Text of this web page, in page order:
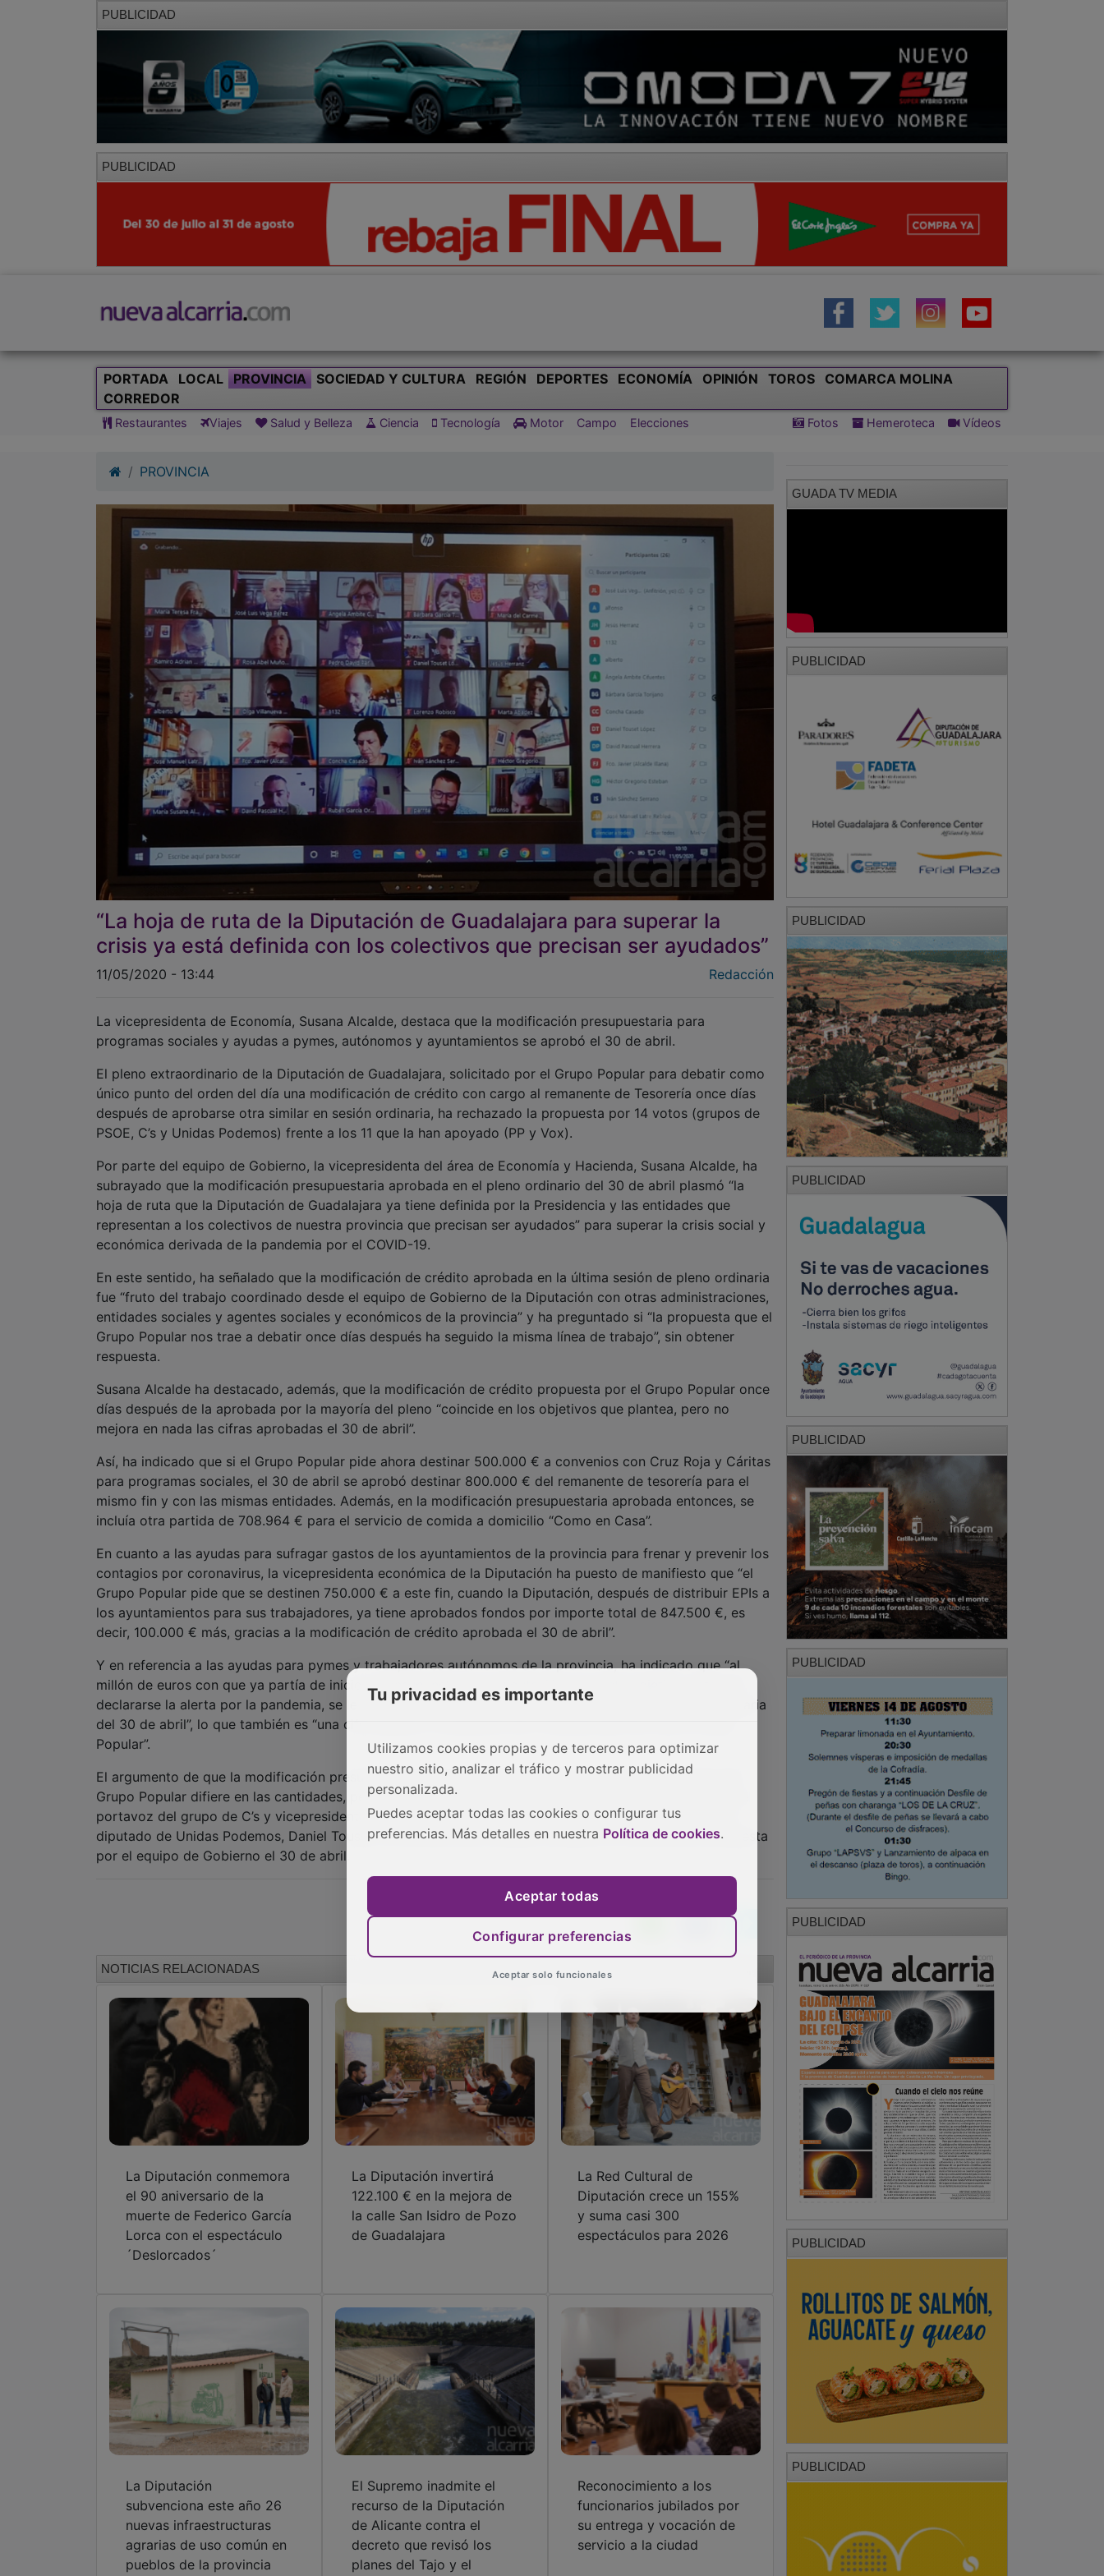
PUBLICIDAD
PUBLICIDAD
PORTADA LOCAL PROVINCIA SOCIEDAD Y CULTURA REGIÓN DEPORTES ECONOMÍA OPINIÓN TOROS
COMARCA MOLINA
CORREDOR
Restaurantes Viajes Salud y Belleza Ciencia Tecnología Motor Campo Elecciones Fotos Hemeroteca Vídeos
PROVINCIA
“La hoja de ruta de la Diputación de Guadalajara para superar la
crisis ya está definida con los colectivos que precisan ser ayudados”
11/05/2020 - 13:44 Redacción
La vicepresidenta de Economía, Susana Alcalde, destaca que la modificación presupuestaria para
programas sociales y ayudas a pymes, autónomos y ayuntamientos se aprobó el 30 de abril.
El pleno extraordinario de la Diputación de Guadalajara, solicitado por el Grupo Popular para debatir como
único punto del orden del día una modificación de crédito con cargo al remanente de Tesorería once días
después de aprobarse otra similar en sesión ordinaria, ha rechazado la propuesta por 14 votos (grupos de
PSOE, C’s y Unidas Podemos) frente a los 11 que la han apoyado (PP y Vox).
Por parte del equipo de Gobierno, la vicepresidenta del área de Economía y Hacienda, Susana Alcalde, ha
subrayado que la modificación presupuestaria aprobada en el pleno ordinario del 30 de abril plasmó “la
hoja de ruta que la Diputación de Guadalajara ya tiene definida por la Presidencia y las entidades que
representan a los colectivos de nuestra provincia que precisan ser ayudados” para superar la crisis social y
económica derivada de la pandemia por el COVID-19.
En este sentido, ha señalado que la modificación de crédito aprobada en la última sesión de pleno ordinaria
fue “fruto del trabajo coordinado desde el equipo de Gobierno de la Diputación con otras administraciones,
entidades sociales y agentes sociales y económicos de la provincia” y ha preguntado si “la propuesta que el
Grupo Popular nos trae a debatir once días después ha seguido la misma línea de trabajo”, sin obtener
respuesta.
Susana Alcalde ha destacado, además, que la modificación de crédito propuesta por el Grupo Popular once
días después de la aprobada por la mayoría del pleno “coincide en los objetivos que plantea, pero no
mejora en nada las cifras aprobadas el 30 de abril”.
Así, ha indicado que si el Grupo Popular pide ahora destinar 500.000 € a convenios con Cruz Roja y Cáritas
para programas sociales, el 30 de abril se aprobó destinar 800.000 € del remanente de tesorería para el
mismo fin y con las mismas entidades. Además, en la modificación presupuestaria aprobada entonces, se
incluía otra partida de 708.964 € para el servicio de comida a domicilio “Como en Casa”.
En cuanto a las ayudas para sufragar gastos de los ayuntamientos de la provincia para frenar y prevenir los
contagios por coronavirus, la vicepresidenta económica de la Diputación ha puesto de manifiesto que “el
Grupo Popular pide que se destinen 750.000 € a este fin, cuando la Diputación, después de distribuir EPIs a
los ayuntamientos para sus trabajadores, ya tiene aprobados fondos por importe total de 847.500 €, es
decir, 100.000 € más, gracias a la modificación de crédito aprobada el 30 de abril”.
Y en referencia a las ayudas para pymes y trabajadores autónomos de la provincia, ha indicado que “al
millón de euros con que ya partía de inicio el presupuesto de la Diputación para este objetivo, antes de
declararse la alerta por la pandemia, se le sumaron 3,2 millones de euros en la modificación presupuestaria
del 30 de abril”, lo que también es “una cifra superior a la petición de 4 millones que hoy trae el Grupo
Popular”.
El argumento de que la modificación presupuestaria ya está aprobada, indicando que “la propuesta del
Grupo Popular difiere en las cantidades, pero en el fondo es lo mismo”, ha sido defendida también por la
portavoz del grupo de C’s y vicepresidenta segunda de la Diputación, Olga Villanueva, mientras que el
diputado de Unidas Podemos, Daniel Touset, ha indicado que su grupo ya apoyó la modificación propuesta
por el equipo de Gobierno el 30 de abril.
NOTICIAS RELACIONADAS
La Diputación conmemora
el 90 aniversario de la
muerte de Federico García
Lorca con el espectáculo
´Deslorcados´
La Diputación invertirá
122.100 € en la mejora de
la calle San Isidro de Pozo
de Guadalajara
La Red Cultural de
Diputación crece un 155%
y suma casi 300
espectáculos para 2026
La Diputación
subvenciona este año 26
nuevas infraestructuras
agrarias de uso común en
pueblos de la provincia
El Supremo inadmite el
recurso de la Diputación
de Alicante contra el
decreto que revisó los
planes del Tajo y el
Reconocimiento a los
funcionarios jubilados por
su entrega y vocación de
servicio a la ciudad
GUADA TV MEDIA
PUBLICIDAD
PUBLICIDAD
PUBLICIDAD
PUBLICIDAD
PUBLICIDAD
PUBLICIDAD
PUBLICIDAD
PUBLICIDAD
Tu privacidad es importante
Utilizamos cookies propias y de terceros para optimizar
nuestro sitio, analizar el tráfico y mostrar publicidad
personalizada.
Puedes aceptar todas las cookies o configurar tus
preferencias. Más detalles en nuestra Política de cookies.
Aceptar todas
Configurar preferencias
Aceptar solo funcionales